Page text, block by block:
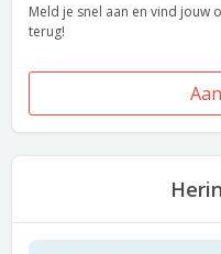
Meld je snel aan en vind jouw
terug!